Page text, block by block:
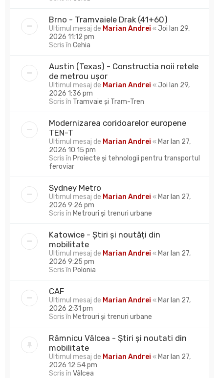
Brno - Tramvaiele Drak (41+60)
Ultimul mesaj de Marian Andrei « Joi Ian 29,
2026 11:12 pm
Scris în Cehia
Austin (Texas) - Constructia noii retele
de metrou ușor
Ultimul mesaj de Marian Andrei « Joi Ian 29,
2026 1:36 pm
Scris în Tramvaie și Tram-Tren
Modernizarea coridoarelor europene
TEN-T
Ultimul mesaj de Marian Andrei « Mar Ian 27,
2026 10:15 pm
Scris în Proiecte și tehnologii pentru transportul
feroviar
Sydney Metro
Ultimul mesaj de Marian Andrei « Mar Ian 27,
2026 9:26 pm
Scris în Metrouri și trenuri urbane
Katowice - Știri și noutăți din
mobilitate
Ultimul mesaj de Marian Andrei « Mar Ian 27,
2026 9:25 pm
Scris în Polonia
CAF
Ultimul mesaj de Marian Andrei « Mar Ian 27,
2026 2:31 pm
Scris în Metrouri și trenuri urbane
Râmnicu Vâlcea - Știri și noutati din
mobilitate
Ultimul mesaj de Marian Andrei « Mar Ian 27,
2026 12:54 pm
Scris în Vâlcea